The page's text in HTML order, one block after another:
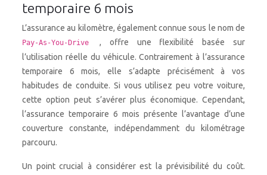
temporaire 6 mois
L’assurance au kilomètre, également connue sous le nom de
Pay-As-You-Drive , offre une flexibilité basée sur
l’utilisation réelle du véhicule. Contrairement à l’assurance
temporaire 6 mois, elle s’adapte précisément à vos
habitudes de conduite. Si vous utilisez peu votre voiture,
cette option peut s’avérer plus économique. Cependant,
l’assurance temporaire 6 mois présente l’avantage d’une
couverture constante, indépendamment du kilométrage
parcouru.
Un point crucial à considérer est la prévisibilité du coût.